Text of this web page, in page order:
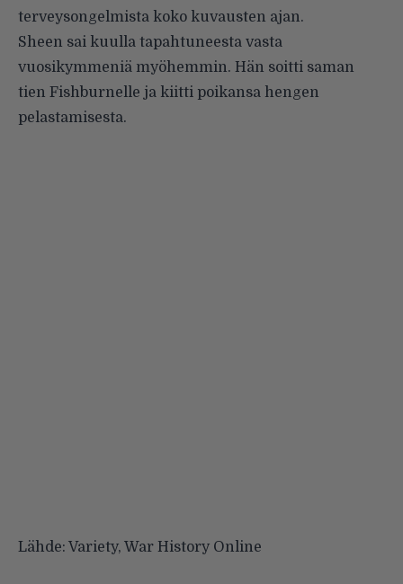
terveysongelmista koko kuvausten ajan.
Sheen sai kuulla tapahtuneesta vasta
vuosikymmeniä myöhemmin. Hän soitti saman
tien Fishburnelle ja kiitti poikansa hengen
pelastamisesta.
Lähde: Variety, War History Online